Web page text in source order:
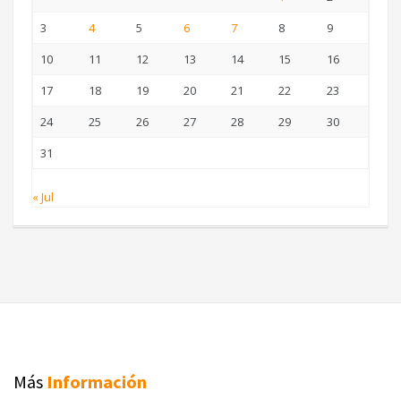
3
4 5 6 7 8
9
10
11 12 13 14 15
16
17
18 19 20 21 22
23
24
25 26 27 28 29
30
31
« Jul
Más Información